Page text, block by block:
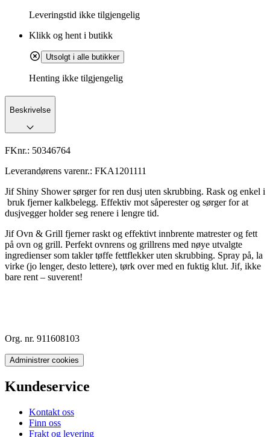
Leveringstid ikke tilgjengelig
Klikk og hent i butikk
Utsolgt i alle butikker
Henting ikke tilgjengelig
Beskrivelse
FKnr.: 50346764
Leverandørens varenr.: FKA1201111
Jif Shiny Shower sørger for ren dusj uten skrubbing. Rask og enkel i
bruk fjerner kalkbelegg. Effektiv mot såperester og sørger for at
dusjvegger holder seg renere i lengre tid.
Jif Ovn & Grill fjerner raskt og effektivt innbrente matrester og fett
på ovn og grill. Perfekt ovnrens og grillrens med nøye utvalgte
ingredienser som takler tøffe fettflekker uten skrubbing. Spray på, la
virke (jo lenger, desto lettere), tørk over med en fuktig klut. Jif, ikke
bare rent – suverent!
Org. nr. 911608103
Administrer cookies
Kundeservice
Kontakt oss
Finn oss
Frakt og levering